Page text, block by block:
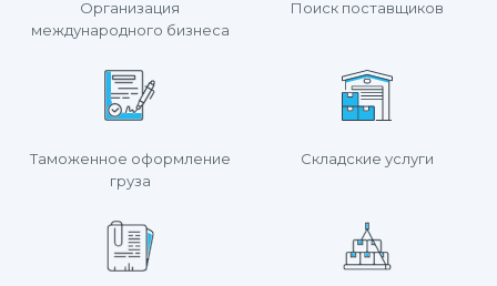
Организация
международного бизнеса
Поиск поставщиков
Таможенное оформление
груза
Складские услуги